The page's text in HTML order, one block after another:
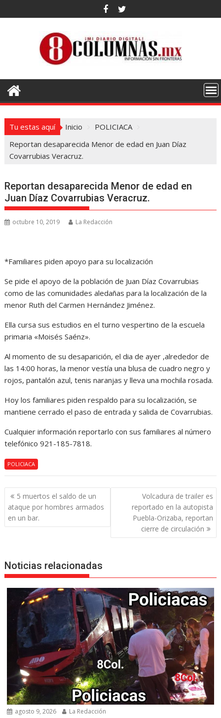
al
Tu estas aquí Inicio
POLICIACA
Reportan desaparecida Menor de edad en Juan Díaz
Covarrubias Veracruz.
Reportan desaparecida Menor de edad en
Juan Díaz Covarrubias Veracruz.
octubre 10, 2019 La Redacción
*Familiares piden apoyo para su localización
Se pide el apoyo de la población de Juan Díaz Covarrubias
como de las comunidades aledañas para la localización de la
menor Ruth del Carmen Hernández Jiménez.
Ella cursa sus estudios en el turno vespertino de la escuela
primaria «Moisés Saénz».
Al momento de su desaparición, el dia de ayer ,alrededor de
las 14:00 horas, la menor vestía una blusa de cuadro negro y
rojos, pantalón azul, tenis naranjas y lleva una mochila rosada.
Hoy los familiares piden respaldo para su localización, se
mantiene cerrado el paso de entrada y salida de Covarrubias.
Cualquier información reportarlo con sus familiares al número
telefónico 921-185-7818.
POLICIACA
Navegación
de
entradas
5 muertos el saldo de un
ataque por hombres armados
en un bar.
Volcadura de trailer es
reportado en la autopista
Puebla-Orizaba, reportan
cierre de circulación
Noticias relacionadas
agosto 9, 2026 La Redacción